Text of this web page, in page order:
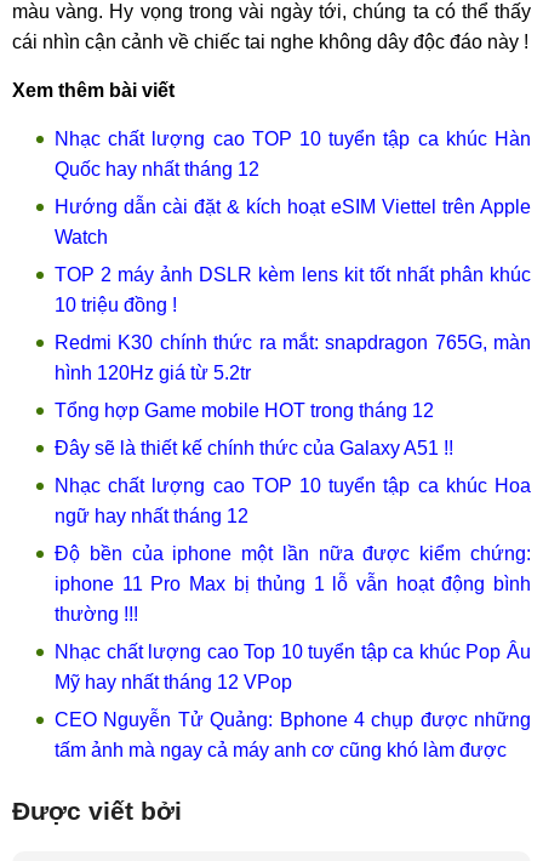
màu vàng. Hy vọng trong vài ngày tới, chúng ta có thể thấy
cái nhìn cận cảnh về chiếc tai nghe không dây độc đáo này !
Xem thêm bài viết
Nhạc chất lượng cao TOP 10 tuyển tập ca khúc Hàn
Quốc hay nhất tháng 12
Hướng dẫn cài đặt & kích hoạt eSIM Viettel trên Apple
Watch
TOP 2 máy ảnh DSLR kèm lens kit tốt nhất phân khúc
10 triệu đồng !
Redmi K30 chính thức ra mắt: snapdragon 765G, màn
hình 120Hz giá từ 5.2tr
Tổng hợp Game mobile HOT trong tháng 12
Đây sẽ là thiết kế chính thức của Galaxy A51 !!
Nhạc chất lượng cao TOP 10 tuyển tập ca khúc Hoa
ngữ hay nhất tháng 12
Độ bền của iphone một lần nữa được kiểm chứng:
iphone 11 Pro Max bị thủng 1 lỗ vẫn hoạt động bình
thường !!!
Nhạc chất lượng cao Top 10 tuyển tập ca khúc Pop Âu
Mỹ hay nhất tháng 12 VPop
CEO Nguyễn Tử Quảng: Bphone 4 chụp được những
tấm ảnh mà ngay cả máy anh cơ cũng khó làm được
Được viết bởi